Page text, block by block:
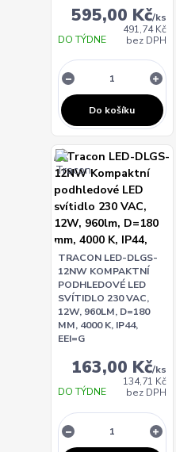
595,00 Kč/ks
491,74 Kč
bez DPH
DO TÝDNE
Do košíku
TRACON LED-DLGS-
12NW KOMPAKTNÍ
PODHLEDOVÉ LED
SVÍTIDLO 230 VAC,
12W, 960LM, D=180
MM, 4000 K, IP44,
EEI=G
163,00 Kč/ks
134,71 Kč
bez DPH
DO TÝDNE